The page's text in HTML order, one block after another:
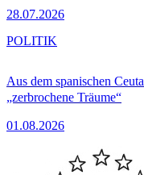
28.07.2026
Aus dem spanischen
„zerbrochene Träume“
01.08.2026
POLITIK